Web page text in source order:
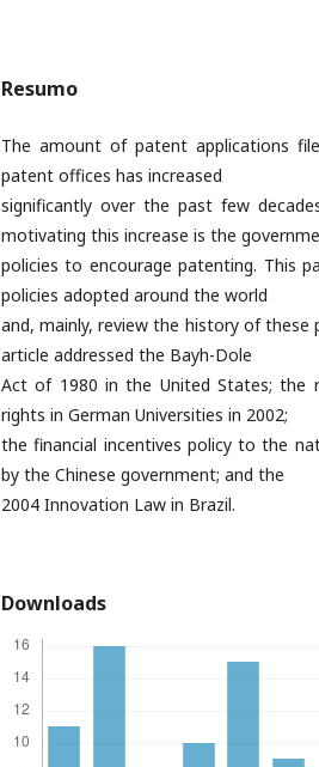
Resumo
The amount of patent applications
patent offices has increased
significantly over the past few
motivating this increase is the
policies to encourage patenting. This
policies adopted around the world
and, mainly, review the history of
article addressed the Bayh-Dole
Act of 1980 in the United States; the
rights in German Universities in 2002;
the financial incentives policy to the
by the Chinese government; and the
2004 Innovation Law in Brazil.
Downloads